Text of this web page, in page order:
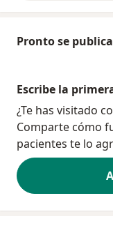
Pronto se
Escribe la
¿Te has visitado
Comparte cómo
pacientes te lo